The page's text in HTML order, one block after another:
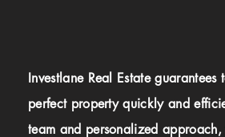
Investlane Real Estate
perfect property quickly and
team and personalized